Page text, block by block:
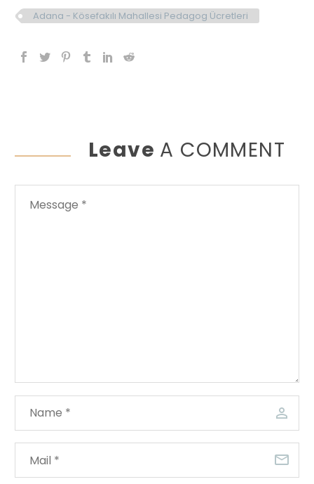
Adana - Kösefakılı Mahallesi Pedagog Ücretleri
Leave A COMMENT